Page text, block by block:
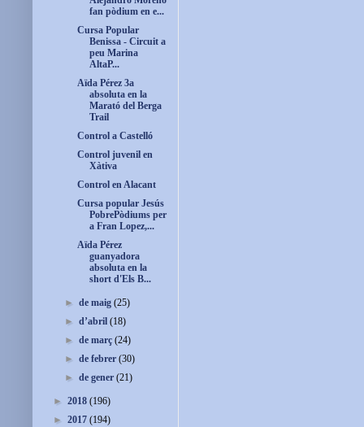
fan pòdium en e...
Cursa Popular
Benissa - Circuit a
peu Marina
AltaP...
Aïda Pérez 3a
absoluta en la
Marató del Berga
Trail
Control a Castelló
Control juvenil en
Xàtiva
Control en Alacant
Cursa popular Jesús
PobrePòdiums per
a Fran Lopez,...
Aïda Pérez
guanyadora
absoluta en la
short d'Els B...
►de maig(25)
►d’abril(18)
►de març(24)
►de febrer(30)
►de gener(21)
► 2018 (196)
► 2017 (194)